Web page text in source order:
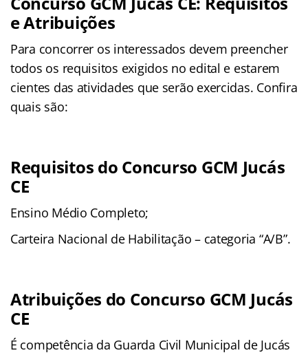
e Atribuições
Para concorrer os interessados devem preencher
todos os requisitos exigidos no edital e estarem
cientes das atividades que serão exercidas. Confira
quais são:
Requisitos do Concurso GCM Jucás
CE
Ensino Médio Completo;
Carteira Nacional de Habilitação – categoria “A/B”.
Atribuições do Concurso GCM Jucás
CE
É competência da Guarda Civil Municipal de Jucás